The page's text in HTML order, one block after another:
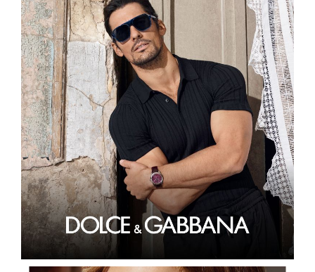
Con antirreflejante por la cara interna
Polarizadas
Para practicar deporte